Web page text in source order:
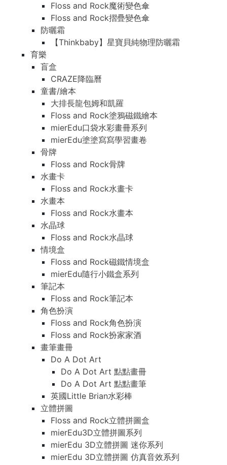
Floss and Rock魔術變色傘
Floss and Rock摺疊變色傘
防曬霜
【Thinkbaby】星寶貝純物理防曬霜
育樂
盲盒
CRAZE降臨曆
童書/繪本
大排長龍包姆和凱羅
Floss and Rock塗鴉磁鐵繪本
mierEdu口袋水彩畫冊系列
mierEdu塗塗寫寫學習畫卷
骨牌
Floss and Rock骨牌
水畫卡
Floss and Rock水畫卡
水畫本
Floss and Rock水畫本
水晶球
Floss and Rock水晶球
情境盒
Floss and Rock磁鐵情境盒
mierEdu隨行小鐵盒系列
筆記本
Floss and Rock筆記本
角色扮演
Floss and Rock角色扮演
Floss and Rock扮家家酒
畫筆畫冊
Do A Dot Art
Do A Dot Art 點點畫冊
Do A Dot Art 點點畫筆
英國Little Brian水彩棒
立體拼圖
Floss and Rock立體拼圖盒
mierEdu3D立體拼圖系列
mierEdu 3D立體拼圖 迷你系列
mierEdu 3D立體拼圖 仿真音效系列